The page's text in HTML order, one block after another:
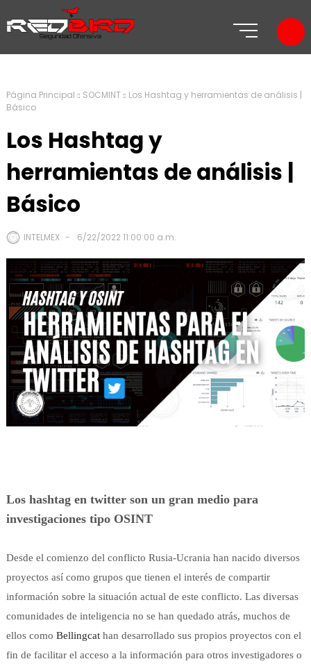
Página Principal SOCMINT
Los Hashtag y herramientas de análisis |
Básico
Los Hashtag y
herramientas de análisis |
Básico
INTELMEX 6/22/2022 11:00:00 a.m.
Los hashtag en twitter son un gran medio para
investigaciones tipo OSINT
Desde el comienzo del conflicto Rusia-Ucrania han nacido diversos
proyectos así como grupos que tienen el interés de compartir
información sobre la situación actual de este conflicto. Las diversas
comunidades de inteligencia no se han quedado atrás, muchos de
ellos como Bellingcathan desarrollado sus propios proyectos con el
fin de facilitar el acceso a la información para otros investigadores o